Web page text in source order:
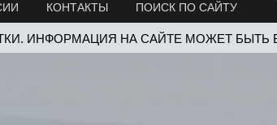
КОНТАКТЫ ПОИСК ПО САЙТУ
ИНФОРМАЦИЯ НА САЙТЕ МОЖЕТ БЫТЬ